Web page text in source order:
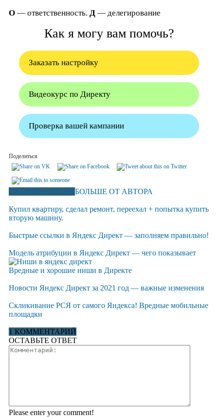
О — ответственность. Д — делегирование
Как я могу вам помочь?
Заказать настройку
Видеокурс по Директу
Проверка вашей кампании
Поделиться
СХОЖИЕ СТАТЬИБОЛЬШЕ ОТ АВТОРА
Купил квартиру, сделал ремонт, переехал + попытка купить
вторую машину.
Быстрые ссылки в Яндекс Директ — заполняем правильно!
Модель атрибуции в Яндекс Директ — чего показывает
Вредные и хорошие ниши в Директе
Новости Яндекс Директ за 2021 год — важные изменения
Скликивание РСЯ от самого Яндекса! Вредные мобильные
площадки
1 КОММЕНТАРИЙ
ОСТАВЬТЕ ОТВЕТ
Please enter your comment!